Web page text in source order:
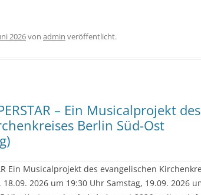
2026von admin veröffentlicht.
– Ein Musicalprojekt des
Berlin Süd-Ost